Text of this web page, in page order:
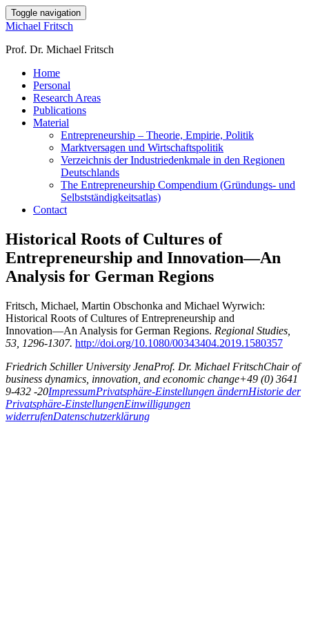
Toggle navigation
Michael Fritsch
Prof. Dr. Michael Fritsch
Home
Personal
Research Areas
Publications
Material
Entrepreneurship – Theorie, Empirie, Politik
Marktversagen und Wirtschaftspolitik
Verzeichnis der Industriedenkmale in den Regionen
Deutschlands
The Entrepreneurship Compendium (Gründungs- und
Selbstständigkeitsatlas)
Contact
Historical Roots of Cultures of
Entrepreneurship and Innovation―An
Analysis for German Regions
Fritsch, Michael, Martin Obschonka and Michael Wyrwich:
Historical Roots of Cultures of Entrepreneurship and
Innovation―An Analysis for German Regions. Regional Studies,
53, 1296-1307. http://doi.org/10.1080/00343404.2019.1580357
Friedrich Schiller University JenaProf. Dr. Michael FritschChair of
business dynamics, innovation, and economic change+49 (0) 3641
9-432 -20ImpressumPrivatsphäre-Einstellungen ändernHistorie der
Privatsphäre-EinstellungenEinwilligungen
widerrufenDatenschutzerklärung